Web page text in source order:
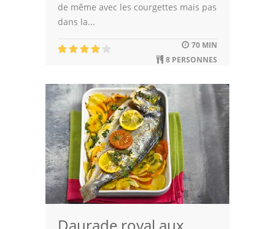
de même avec les courgettes mais pas
dans la...
70 MIN
8 PERSONNES